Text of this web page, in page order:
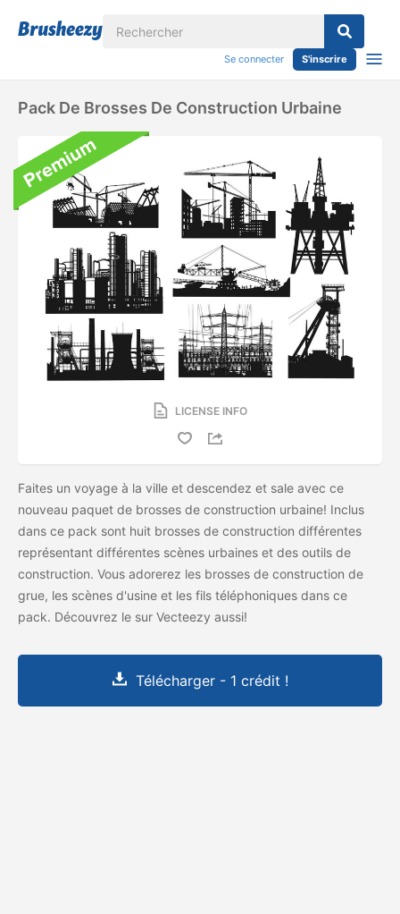
Se connecter S'inscrire
Pack De Brosses De Construction Urbaine
LICENSE INFO
Faites un voyage à la ville et descendez et sale avec ce
nouveau paquet de brosses de construction urbaine! Inclus
dans ce pack sont huit brosses de construction différentes
représentant différentes scènes urbaines et des outils de
construction. Vous adorerez les brosses de construction de
grue, les scènes d'usine et les fils téléphoniques dans ce
pack. Découvrez le sur Vecteezy aussi!
Télécharger - 1 crédit !